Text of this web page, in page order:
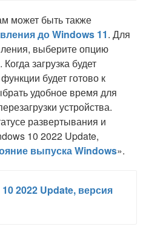
может быть также
до Windows 11. Для
выберите опцию
. Когда загрузка будет
будет готово к
удобное время для
устройства.
развертывания и
10 2022 Update,
выпуска Windows».
2022 Update, версия